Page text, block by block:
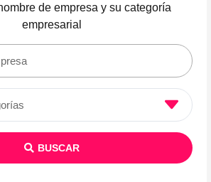
de empresa y su categoría
empresarial
BUSCAR